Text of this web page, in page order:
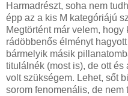
Harmadrészt, soha nem
épp az a kis M kategóriájú
Megtörtént már velem,
rádöbbenős élményt
bármelyik másik
titulálnék (most is), de ott
volt szükségem. Lehet, sőt
sorom fenomenális, de nem